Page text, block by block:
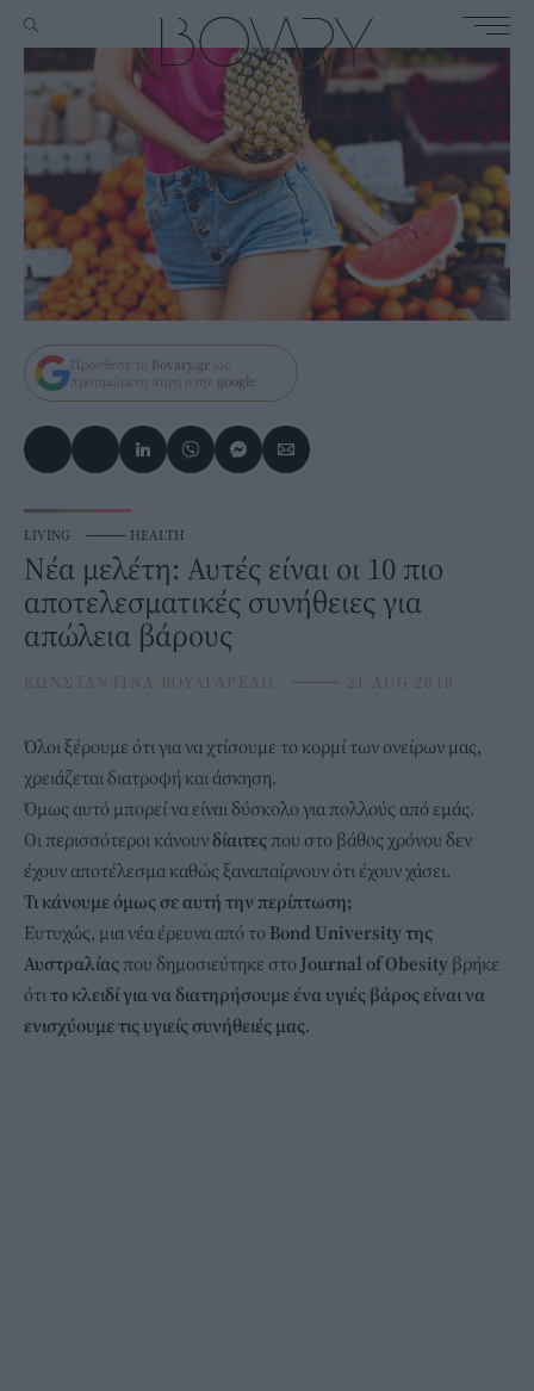
Πρόσθεσε το Bovary.gr ως
προτιμώμενη πηγή στην google
LIVING ⸻ HEALTH
Νέα μελέτη: Αυτές είναι οι 10 πιο
αποτελεσματικές συνήθειες για
απώλεια βάρους
ΚΩΝΣΤΑΝΤΙΝΑ ΒΟΥΛΓΑΡΕΛΗ ⸻ 21 AUG 2018
Όλοι ξέρουμε ότι για να χτίσουμε το κορμί των ονείρων μας,
χρειάζεται διατροφή και άσκηση.
Όμως αυτό μπορεί να είναι δύσκολο για πολλούς από εμάς.
Οι περισσότεροι κάνουνδίαιτες που στο βάθος χρόνου δεν
έχουν αποτέλεσμα καθώς ξαναπαίρνουν ότι έχουν χάσει.
Τι κάνουμε όμως σε αυτή την περίπτωση;
Ευτυχώς, μια νέα έρευνα από το Βond University της
Αυστραλίας που δημοσιεύτηκε στο Journal of Obesity βρήκε
ότιτο κλειδί για να διατηρήσουμε ένα υγιές βάρος είναι να
ενισχύουμε τις υγιείς συνήθειές μας.